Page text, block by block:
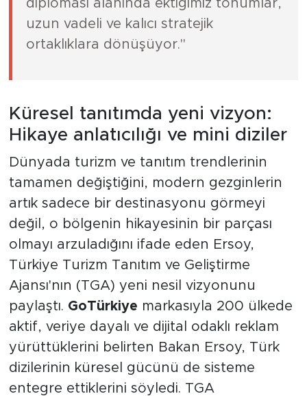
diplomasi alanında ektiğimiz tohumlar,
uzun vadeli ve kalıcı stratejik
ortaklıklara dönüşüyor."
Küresel tanıtımda yeni vizyon:
Hikaye anlatıcılığı ve mini diziler
Dünyada turizm ve tanıtım trendlerinin
tamamen değiştiğini, modern gezginlerin
artık sadece bir destinasyonu görmeyi
değil, o bölgenin hikayesinin bir parçası
olmayı arzuladığını ifade eden Ersoy,
Türkiye Turizm Tanıtım ve Geliştirme
Ajansı'nın (TGA) yeni nesil vizyonunu
paylaştı. GoTürkiye markasıyla 200 ülkede
aktif, veriye dayalı ve dijital odaklı reklam
yürüttüklerini belirten Bakan Ersoy, Türk
dizilerinin küresel gücünü de sisteme
entegre ettiklerini söyledi. TGA